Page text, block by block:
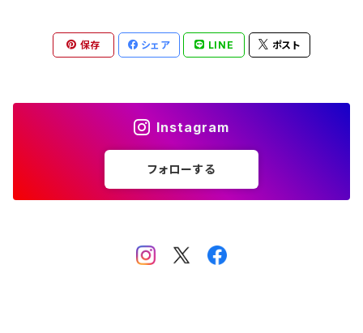
花と犬（お花スピッツ）
和柄スピッツ
保存 シェア LINE ポスト
Instagram
フォローする